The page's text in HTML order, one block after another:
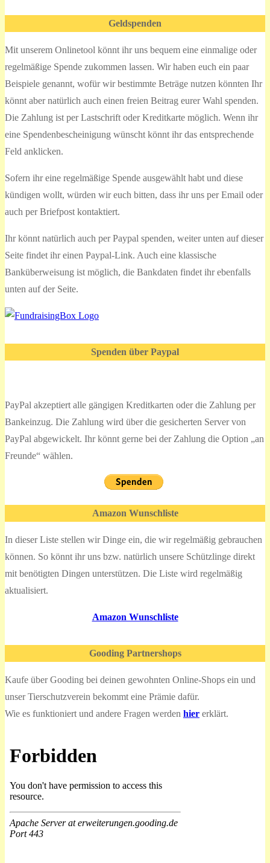
Geldspenden
Mit unserem Onlinetool könnt ihr uns bequem eine einmalige oder
regelmäßige Spende zukommen lassen. Wir haben euch ein paar
Beispiele genannt, wofür wir bestimmte Beträge nutzen könnten Ihr
könnt aber natürlich auch einen freien Beitrag eurer Wahl spenden.
Die Zahlung ist per Lastschrift oder Kreditkarte möglich. Wenn ihr
eine Spendenbescheinigung wünscht könnt ihr das entsprechende
Feld anklicken.
Sofern ihr eine regelmäßige Spende ausgewählt habt und diese
kündigen wollt, würden wir euch bitten, dass ihr uns per Email oder
auch per Briefpost kontaktiert.
Ihr könnt natürlich auch per Paypal spenden, weiter unten auf dieser
Seite findet ihr einen Paypal-Link. Auch eine klassische
Banküberweisung ist möglich, die Bankdaten findet ihr ebenfalls
unten auf der Seite.
Spenden über Paypal
PayPal akzeptiert alle gängigen Kreditkarten oder die Zahlung per
Bankeinzug. Die Zahlung wird über die gesicherten Server von
PayPal abgewickelt. Ihr könnt gerne bei der Zahlung die Option „an
Freunde“ wählen.
Amazon Wunschliste
In dieser Liste stellen wir Dinge ein, die wir regelmäßig gebrauchen
können. So könnt ihr uns bzw. natürlich unsere Schützlinge direkt
mit benötigten Dingen unterstützen. Die Liste wird regelmäßig
aktualisiert.
Amazon Wunschliste
Gooding Partnershops
Kaufe über Gooding bei deinen gewohnten Online-Shops ein und
unser Tierschutzverein bekommt eine Prämie dafür.
Wie es funktioniert und andere Fragen werden hier erklärt.